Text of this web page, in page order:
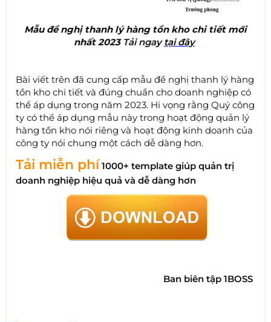
Mẫu đề nghị thanh lý hàng tồn kho chi tiết mới
nhất 2023 Tải ngay tại đây
Bài viết trên đã cung cấp mẫu đề nghị thanh lý hàng
tồn kho chi tiết và đúng chuẩn cho doanh nghiệp có
thể áp dụng trong năm 2023. Hi vọng rằng Quý công
ty có thể áp dụng mẫu này trong hoạt động quản lý
hàng tồn kho nói riêng và hoạt động kinh doanh của
công ty nói chung một cách dễ dàng hơn.
Tải miễn phí 1000+ template giúp quản trị
doanh nghiệp hiệu quả và dễ dàng hơn
Ban biên tập 1BOSS